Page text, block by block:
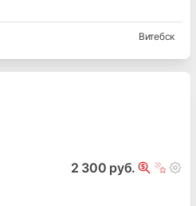
Витебск
2 300 руб.